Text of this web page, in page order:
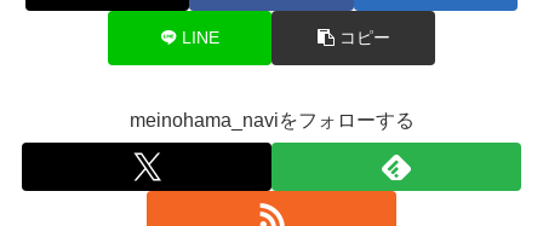
LINE コピー
meinohama_naviをフォローする